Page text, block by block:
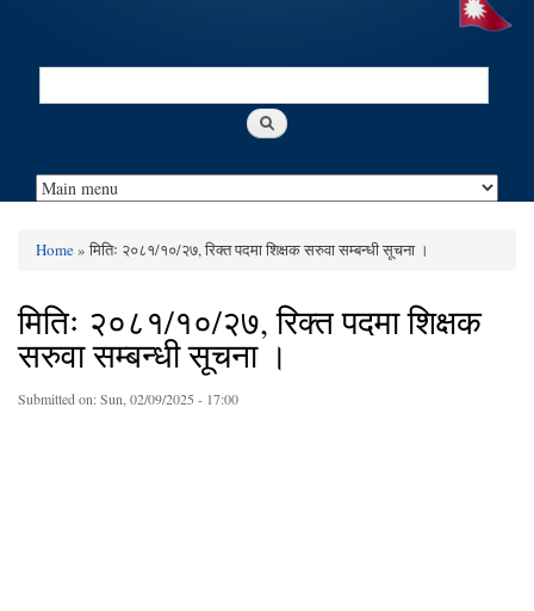
Search
Home» मितिः २०८१/१०/२७, रिक्त पदमा शिक्षक सरुवा सम्बन्धी सूचना ।
मितिः २०८१/१०/२७, रिक्त पदमा शिक्षक
सरुवा सम्बन्धी सूचना ।
Submitted on:Sun, 02/09/2025 - 17:00